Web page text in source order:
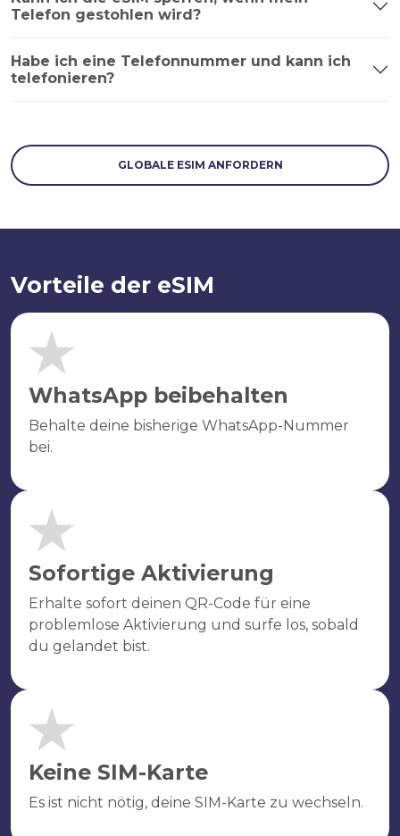
Telefon gestohlen wird?
Habe ich eine Telefonnummer und kann ich
telefonieren?
GLOBALE ESIM ANFORDERN
Vorteile der eSIM
WhatsApp beibehalten
Behalte deine bisherige WhatsApp-Nummer
bei.
Sofortige Aktivierung
Erhalte sofort deinen QR-Code für eine
problemlose Aktivierung und surfe los, sobald
du gelandet bist.
Keine SIM-Karte
Es ist nicht nötig, deine SIM-Karte zu wechseln.